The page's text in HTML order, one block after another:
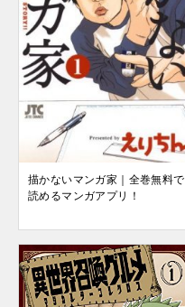
描かないマンガ家｜全巻無料で
読めるマンガアプリ！